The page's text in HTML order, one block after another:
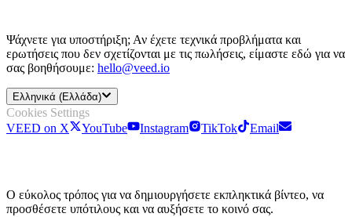
Ψάχνετε για υποστήριξη; Αν έχετε τεχνικά προβλήματα και
ερωτήσεις που δεν σχετίζονται με τις πωλήσεις, είμαστε εδώ για να
σας βοηθήσουμε: hello@veed.io
Ελληνικά (Ελλάδα)
Cookies Settings
VEED on X
YouTube Instagram TikTok Email
Ο εύκολος τρόπος για να δημιουργήσετε εκπληκτικά βίντεο, να
προσθέσετε υπότιλους και να αυξήσετε το κοινό σας.